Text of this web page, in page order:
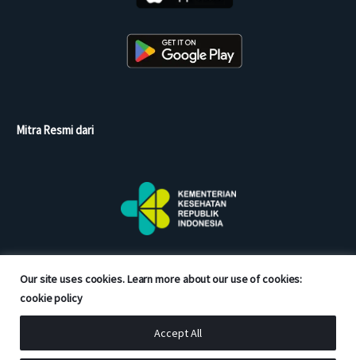
Our site uses cookies. Learn more about our use of cookies:
cookie policy
Accept All
Mitra Resmi dari
Copyright © 2026 Good Doctor. All rights reserved.